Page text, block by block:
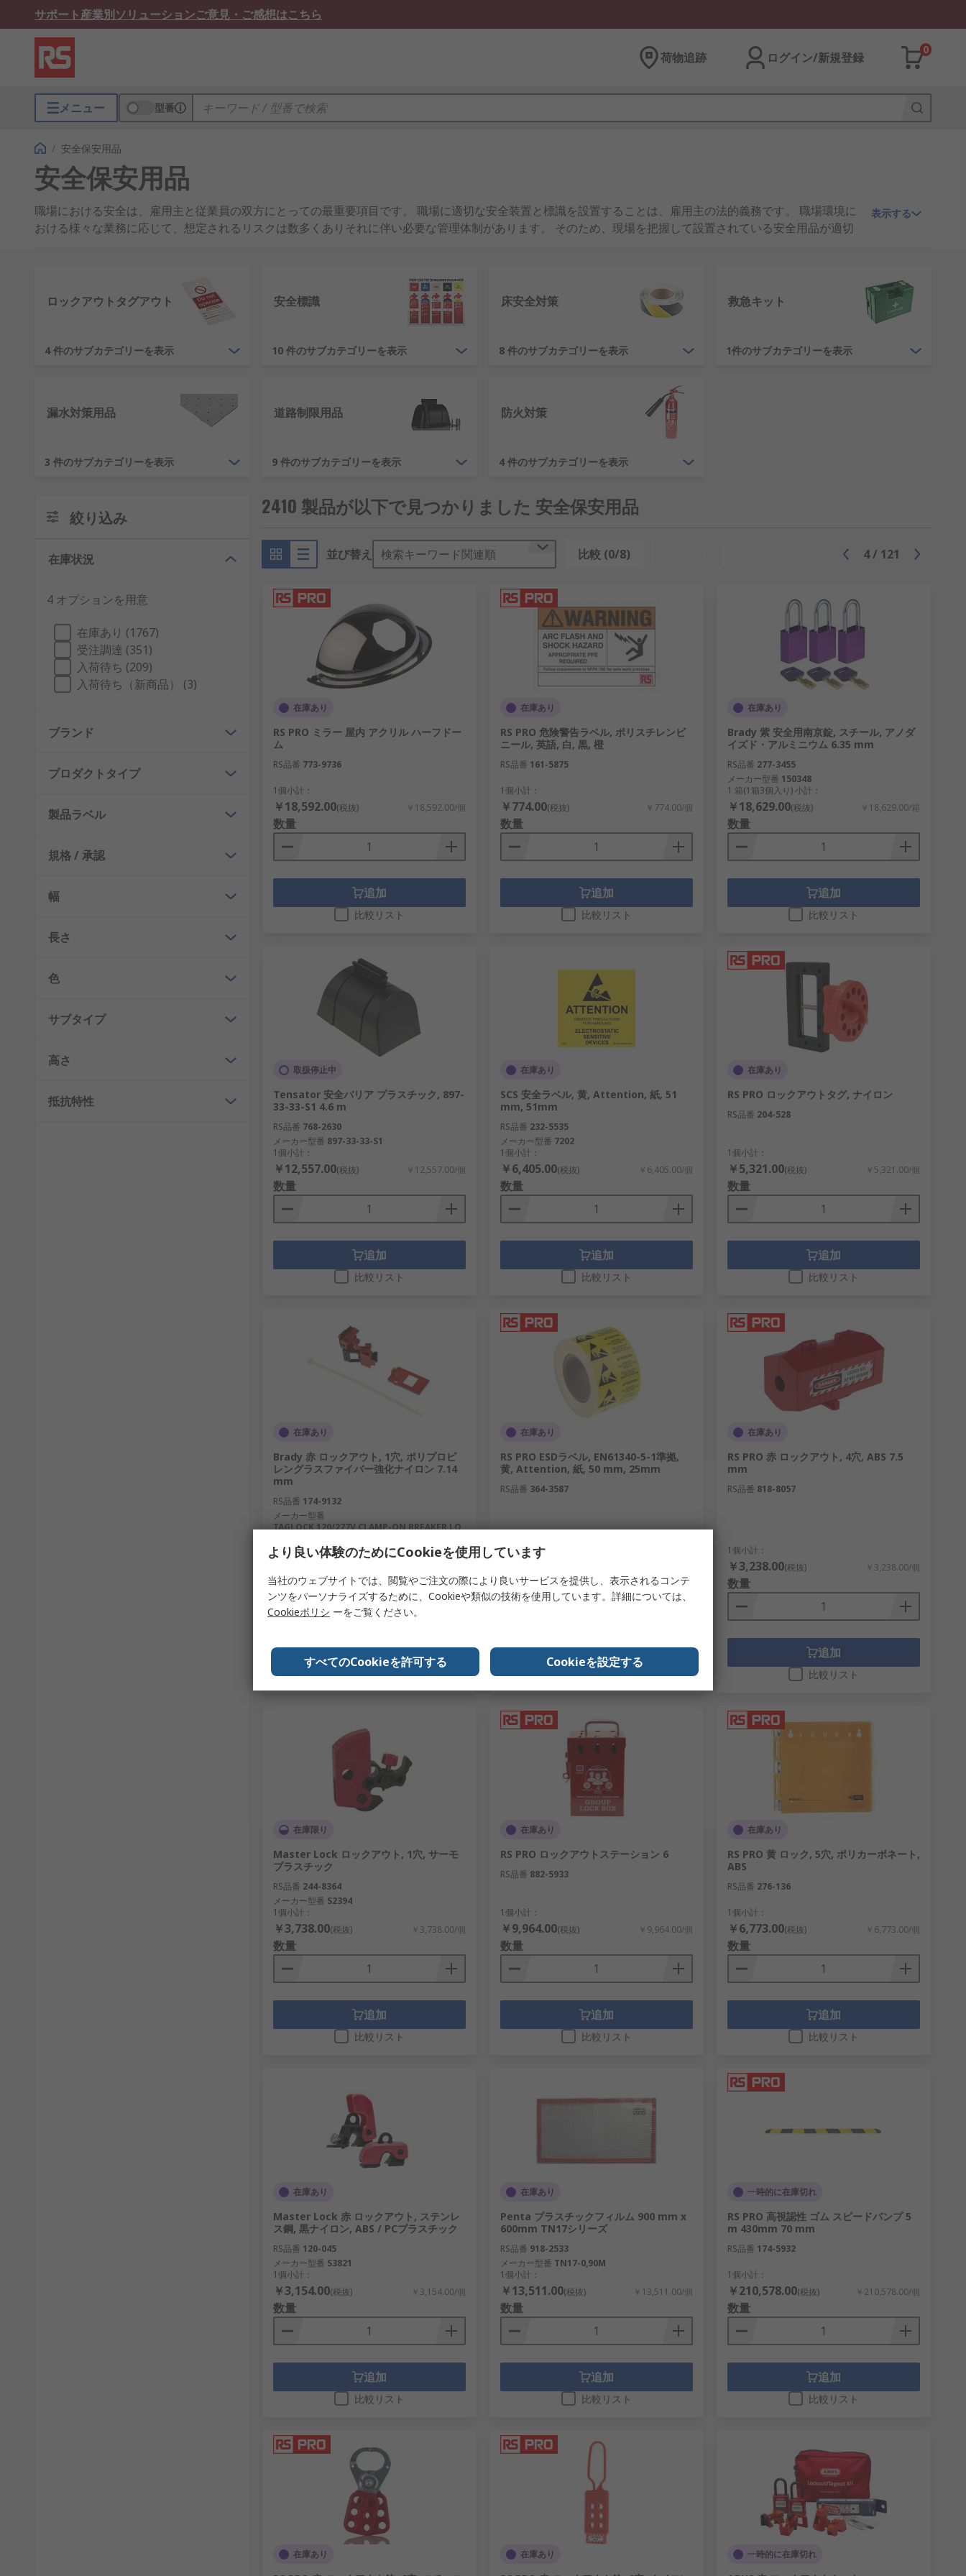
サポート産業別ソリューションご意見・ご感想はこちら
荷物追跡 ログイン/新規登録
0
メニュー 型番
/ 安全保安用品
安全保安用品
職場における安全は、雇用主と従業員の双方にとっての最重要項目です。 職場に適切な安全装置と標識を設置することは、雇用主の法的義務です。 職場環境に
おける様々な業務に応じて、想定されるリスクは数多くありそれに伴い必要な管理体制があります。 そのため、現場を把握して設置されている安全用品が適切
RSは、安全の重要性を理解しており、必要なときに信頼性の高い、高品質な安全製品を提供しています。
安全製品の種類
当社の取り扱い製品では、 一般的な安全製品と専門的な安全製品をご用意しています。床のスリップや液体流出の防止、 怪我の手当て、化学薬品への曝露防止
応急処置
ットをご用意しています。 応急処置用品にはポータブルタイプ、壁面取り付けタイプなどがあります。キットの補充品もご用意しています。絆創膏、 包帯、 洗
専門的な用品も提供しており、心肺蘇生法(CPR)を行うためのAED(自動除細動器)、 負傷者を搬送するためのストレッチャや使用済みの注射針や医薬品を安全に
安全標識
見やすく分かりやすい標識は、あらゆる職場の安全性の基本であり、企業には安全配慮義務があります。標識は危険性を簡単に伝えたり、従うべき指示を表示
危険標識 - 感電などの危険を警告します
非常口標識 - 緊急時に出口や避難場所を示す非常に重要な標識です
道路標識 - 一般的に、建設現場での交通整理に使用されます
火災は、発生する建物と人の両方に深刻な被害をもたらします。最善の防火用品で備えることで、火災による被害を最小限に抑えることができます。
当社の煙感知器と火災警報器は、可能な限り早く警告を発するため、迅速な対応が可能になります。当社の製品には、光学式煙感知器、 イオン化式煙感知器、
表示する
ロックアウトタグアウト
4 件のサブカテゴリーを表示
安全標識
10 件のサブカテゴリーを表示
床安全対策
8 件のサブカテゴリーを表示
救急キット
1件のサブカテゴリーを表示
漏水対策用品
3 件のサブカテゴリーを表示
道路制限用品
9 件のサブカテゴリーを表示
防火対策
4 件のサブカテゴリーを表示
絞り込み
在庫状況
4 オプションを用意
在庫あり (1767)
受注調達 (351)
入荷待ち (209)
入荷待ち（新商品） (3)
ブランド
プロダクトタイプ
製品ラベル
規格 / 承認
幅
長さ
色
サブタイプ
高さ
抵抗特性
2410 製品が以下で見つかりました 安全保安用品
並び替え 検索キーワード関連順 比較 (0/8) 4/ 121
在庫あり
RS PRO ミラー 屋内 アクリル ハーフドー
ム
RS品番 773-9736
1個小計：
￥18,592.00(税抜) ￥18,592.00/個
数量
追加
比較リスト
在庫あり
RS PRO 危険警告ラベル, ポリスチレンビ
ニール, 英語, 白, 黒, 橙
RS品番 161-5875
1個小計：
￥774.00(税抜) ￥774.00/個
数量
追加
比較リスト
在庫あり
Brady 紫 安全用南京錠, スチール, アノダ
イズド・アルミニウム 6.35 mm
RS品番 277-3455
メーカー型番 150348
1 箱(1箱3個入り) 小計：
￥18,629.00(税抜) ￥18,629.00/箱
数量
追加
比較リスト
取扱停止中
Tensator 安全バリア プラスチック, 897-
33-33-S1 4.6 m
RS品番 768-2630
メーカー型番 897-33-33-S1
1個小計：
￥12,557.00(税抜) ￥12,557.00/個
数量
追加
比較リスト
在庫あり
SCS 安全ラベル, 黄, Attention, 紙, 51
mm, 51mm
RS品番 232-5535
メーカー型番 7202
1個小計：
￥6,405.00(税抜) ￥6,405.00/個
数量
追加
比較リスト
在庫あり
RS PRO ロックアウトタグ, ナイロン
RS品番 204-528
1個小計：
￥5,321.00(税抜) ￥5,321.00/個
数量
追加
比較リスト
在庫あり
Brady 赤 ロックアウト, 1穴, ポリプロピ
レングラスファイバー強化ナイロン 7.14
mm
RS品番 174-9132
メーカー型番
TAGLOCK 120/277V CLAMP-ON BREAKER LO
1 袋(1袋6個入り) 小計：
数量
追加
比較リスト
在庫あり
RS PRO ESDラベル, EN61340-5-1準拠,
黄, Attention, 紙, 50 mm, 25mm
RS品番 364-3587
1 リール(1リール1000個入り) 小計：
数量
追加
比較リスト
在庫あり
RS PRO 赤 ロックアウト, 4穴, ABS 7.5
mm
RS品番 818-8057
1個小計：
￥3,238.00(税抜) ￥3,238.00/個
数量
追加
比較リスト
在庫限り
Master Lock ロックアウト, 1穴, サーモ
プラスチック
RS品番 244-8364
メーカー型番 S2394
1個小計：
￥3,738.00(税抜) ￥3,738.00/個
数量
追加
比較リスト
在庫あり
RS PRO ロックアウトステーション 6
RS品番 882-5933
1個小計：
￥9,964.00(税抜) ￥9,964.00/個
数量
追加
比較リスト
在庫あり
RS PRO 黄 ロック, 5穴, ポリカーボネート,
ABS
RS品番 276-136
1個小計：
￥6,773.00(税抜) ￥6,773.00/個
数量
追加
比較リスト
在庫あり
Master Lock 赤 ロックアウト, ステンレ
ス鋼, 黒ナイロン, ABS / PCプラスチック
RS品番 120-045
メーカー型番 S3821
1個小計：
￥3,154.00(税抜) ￥3,154.00/個
数量
追加
比較リスト
在庫あり
Penta プラスチックフィルム 900 mm x
600mm TN17シリーズ
RS品番 918-2533
メーカー型番 TN17-0,90M
1個小計：
￥13,511.00(税抜) ￥13,511.00/個
数量
追加
比較リスト
一時的に在庫切れ
RS PRO 高視認性 ゴム スピードバンプ 5
m 430mm 70 mm
RS品番 174-5932
1個小計：
￥210,578.00(税抜) ￥210,578.00/個
数量
追加
比較リスト
在庫あり 在庫あり 一時的に在庫切れ
より良い体験のためにCookieを使用しています
当社のウェブサイトでは、閲覧やご注文の際により良いサービスを提供し、表示されるコンテ
ンツをパーソナライズするために、Cookieや類似の技術を使用しています。詳細については、
Cookieポリシ ーをご覧ください。
すべてのCookieを許可する Cookieを設定する